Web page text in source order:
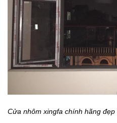
Cửa nhôm xingfa chính hãng đẹp